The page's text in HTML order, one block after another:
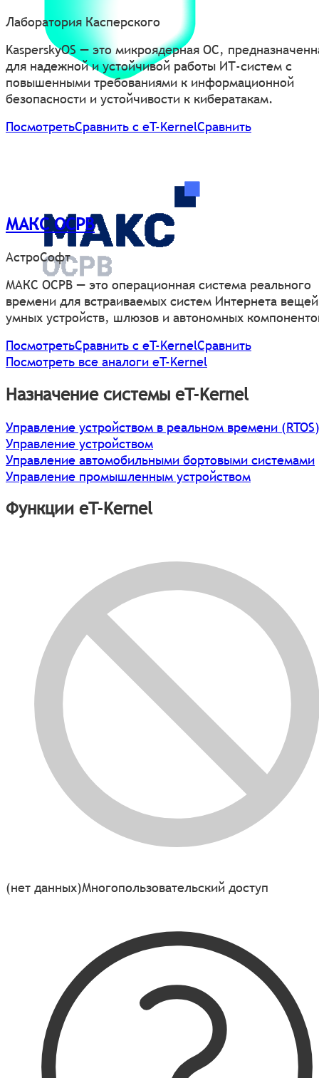
Лаборатория Касперского
KasperskyOS — это микроядерная ОС,
для надежной и устойчивой работы ИТ-систем с
повышенными требованиями к информационной
безопасности и устойчивости к кибератакам.
ПосмотретьСравнить с eT-KernelСравнить
МАКС ОСРВ
АстроСофт
МАКС ОСРВ — это операционная система реального
времени для встраиваемых систем Интернета
умных устройств, шлюзов и автономных
ПосмотретьСравнить с eT-KernelСравнить
Посмотреть все аналоги eT-Kernel
Назначение системы eT-Kernel
Управление устройством в реальном времени (RTOS)
Управление устройством
Управление автомобильными бортовыми системами
Управление промышленным устройством
Функции eT-Kernel
(нет данных)Многопользовательский доступ